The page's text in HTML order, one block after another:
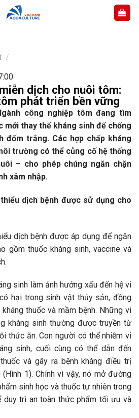
/
dịch cho nuôi tôm:
phát triển bền vững
công nghiệp tôm đang tìm
mới thay thế kháng sinh để chống
đốm trắng. Các hợp chấp kháng
trường có thể củng cố hệ thống
– cho phép chúng ngăn chặn
xâm nhập.
dịch bệnh được sử dụng cho
dịch bệnh được áp dụng để ngăn
gồm thuốc kháng sinh, vaccine và
sinh làm ảnh hưởng xấu đến hệ vi
hại trong sinh vật thủy sản, đồng
thuốc và mầm bệnh. Những vi
kháng sinh thường được truyền từ
thức ăn. Con người có thể nhiễm vi
sinh, cuối cùng có thể dẫn đến
và gây ra bệnh kháng điều trị
1). Chính vì vậy, nó mở đường
sinh học và thuốc tự nhiên trong
duy trì an toàn thức phẩm tối ưu và